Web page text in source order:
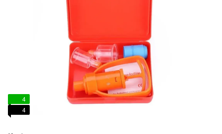
4
4